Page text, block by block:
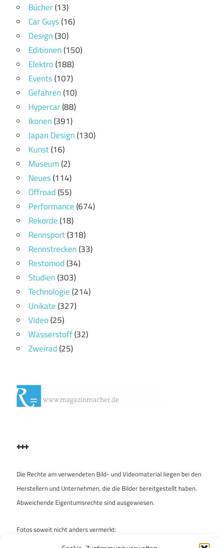
Bücher(13)
Car Guys(16)
Design(30)
Editionen(150)
Elektro(188)
Events(107)
Gefahren(10)
Hypercar(88)
Ikonen(391)
Japan Design(130)
Kunst(16)
Museum(2)
Neues(114)
Offroad(55)
Performance(674)
Rekorde(18)
Rennsport(318)
Rennstrecken(33)
Restomod(34)
Studien(303)
Technologie(214)
Unikate(327)
Video(25)
Wasserstoff(32)
Zweirad(25)
+++
Die Rechte am verwendeten Bild- und Videomaterial liegen bei den
Herstellern und Unternehmen, die die Bilder bereitgestellt haben.
Abweichende Eigentumsrechte sind ausgewiesen.
Fotos soweit nicht anders vermerkt:
Archiv „enzo & ferdinand“